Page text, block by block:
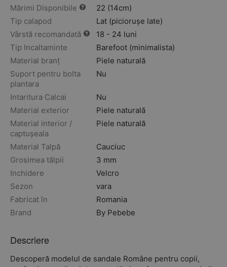
Mărimi Disponibile
22 (14cm)
Tip calapod
Lat (piciorușe late)
Vârstă recomandată
18 - 24 luni
Tip Incaltaminte
Barefoot (minimalista)
Material branț
Piele naturală
Suport pentru bolta
plantara
Nu
Intaritura Calcai
Nu
Material exterior
Piele naturală
Material interior /
captușeala
Piele naturală
Material Talpă
Cauciuc
Grosimea tălpii
3 mm
Inchidere
Velcro
Sezon
vara
Fabricat în
Romania
Brand
By Pebebe
Descriere
Descoperă modelul de sandale Române pentru copii,